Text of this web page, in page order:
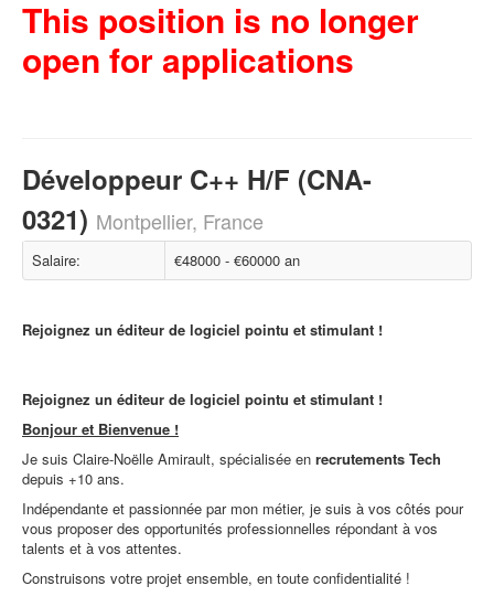
This position is no longer
open for applications
Développeur C++ H/F (CNA-
0321) Montpellier, France
Salaire: €48000 - €60000 an
Rejoignez un éditeur de logiciel pointu et stimulant !
Rejoignez un éditeur de logiciel pointu et stimulant !
Bonjour et Bienvenue !
Je suis Claire-Noëlle Amirault, spécialisée en recrutements Tech
depuis +10 ans.
Indépendante et passionnée par mon métier, je suis à vos côtés pour
vous proposer des opportunités professionnelles répondant à vos
talents et à vos attentes.
Construisons votre projet ensemble, en toute confidentialité !